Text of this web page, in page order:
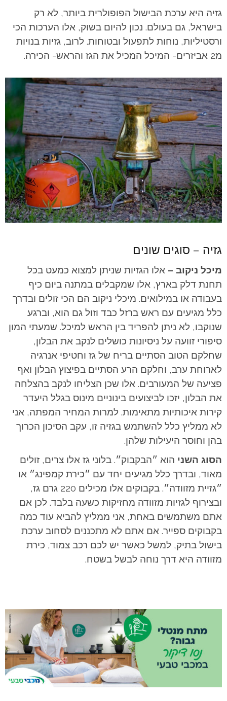
גזיה היא ערכת הבישול הפופולרית ביותר, לא רק
בישראל, גם בעולם. נכון להיום בשוק, אלו הערכות הכי
ורסטיליות, נוחות לתפעול ובטוחות. לרוב, גזיות בנויות
מ2 אביזרים- המיכל המכיל את הגז והראש- הכירה.
גזיה – סוגים שונים
מיכל ניקוב – אלו הגזיות שניתן למצוא כמעט בכל
תחנת דלק בארץ, אלו שמקבלים במתנה ביום כיף
בעבודה או במילואים. מיכלי ניקוב הם הכי זולים ובדרך
כלל מגיעים עם ראש ברזל כבד וזול גם הוא, וברגע
שנוקבו, לא ניתן להפריד בין הראש למיכל. שמעתי המון
סיפורי זוועה על ניסיונות כושלים לנקב את הבלון,
שחלקם הטוב הסתיים בריח של גז וחטיפי אנרגיה
לארוחת ערב, וחלקם הרע הסתיים בפיצוץ הבלון ואף
פציעה של המעורבים. אלו שכן הצליחו לנקב בהצלחה
את הבלון, יזכו לביצועים בינוניים מינוס בגלל היעדר
קירות איכותיות מתאימות. למרות המחיר המפתה, אני
לא ממליץ כלל להשתמש בגזיה זו, עקב הסיכון הכרוך
בהן וחוסר היעילות שלהן.
הסוג השני הוא ״הבקבוק״. בלוני גז אלו צרים, זולים
מאוד, ובדרך כלל מגיעים יחד עם ״כירת קמפינג״ או
״גזיית מזוודה״. בקבוקים אלו מכילים 220 גרם גז,
ובצירוף לגזיות מזוודה מחזיקות כשעה בלבד. לכן אם
אתם משתמשים באחת, אני ממליץ להביא עוד כמה
בקבוקים ספייר. אם אתם לא מתכננים לסחוב ערכת
בישול בתיק, למשל כאשר יש לכם רכב צמוד, כירת
מזוודה היא דרך נוחה לבשל בשטח.